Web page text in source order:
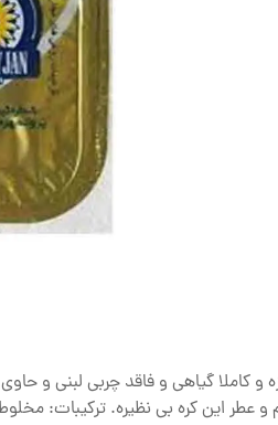
و عطر این کره بی نظیره. ترکیبات: